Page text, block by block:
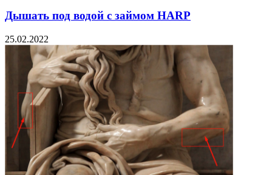
Дышать под водой с займом HARP
25.02.2022